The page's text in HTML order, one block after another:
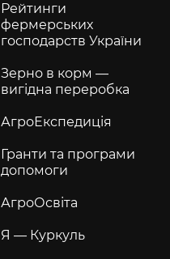
Рейтинги
фермерських
господарств України
Зерно в корм —
вигідна переробка
АгроЕкспедиція
Гранти та програми
допомоги
АгроОсвіта
Я — Куркуль